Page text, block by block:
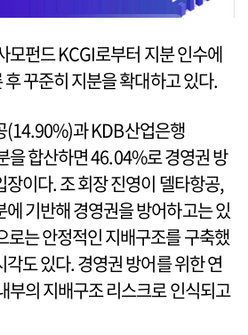
모펀드 KCGI로부터 지분 인수에
꾸준히 지분을 확대하고 있다.
(14.90%)과 KDB산업은행
을 합산하면 46.04%로 경영권 방
장이다. 조 회장 진영이 델타항공,
에 기반해 경영권을 방어하고는 있
로는 안정적인 지배구조를 구축했
도 있다. 경영권 방어를 위한 연
부의 지배구조 리스크로 인식되고